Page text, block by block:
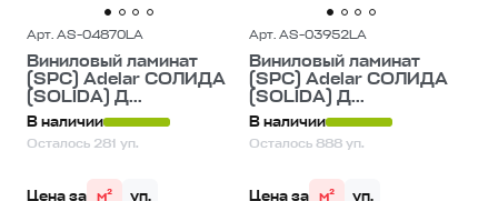
Арт. AS-04870LA
Виниловый ламинат
(SPC) Adelar СОЛИДА
(SOLIDA) Д...
В наличии
Осталось 281 уп.
Цена за м² уп.
Арт. AS-03952LA
Виниловый ламинат
(SPC) Adelar СОЛИДА
(SOLIDA) Д...
В наличии
Осталось 888 уп.
Цена за м² уп.